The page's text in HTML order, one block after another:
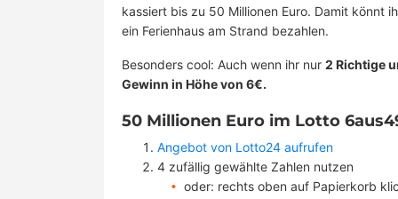
kassiert bis zu 50 Millionen Euro. Damit könnt
ein Ferienhaus am Strand bezahlen.
Besonders cool: Auch wenn ihr nur 2 Richtige
Gewinn in Höhe von 6€.
50 Millionen Euro im Lotto
Angebot von Lotto24 aufrufen
4 zufällig gewählte Zahlen nutzen
oder: rechts oben auf Papierkorb